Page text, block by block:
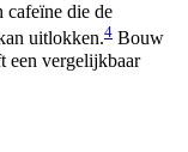
cafeïne die de
uitlokken.4 Bouw
een vergelijkbaar